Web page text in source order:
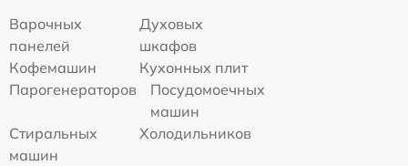
Варочных
панелей
Духовых
шкафов
Кофемашин
Кухонных плит
Парогенераторов
Посудомоечных
машин
Стиральных
машин
Холодильников